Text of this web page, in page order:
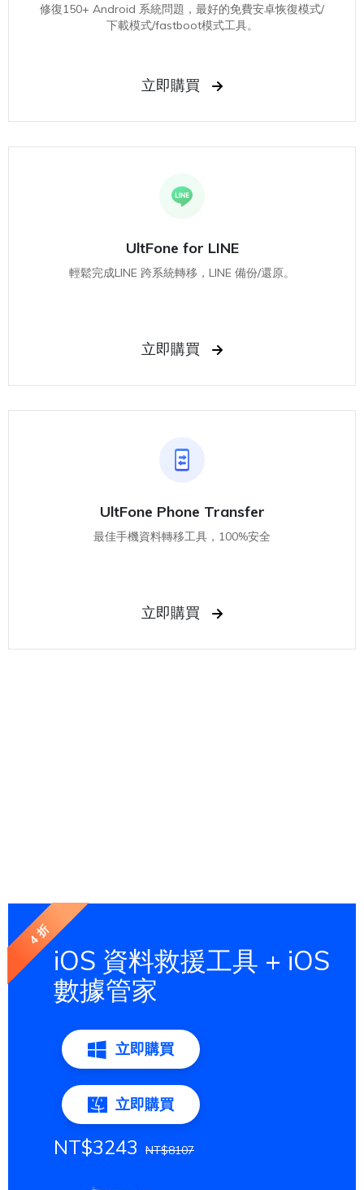
修復150+ Android 系統問題，最好的免費安卓恢復模式/
下載模式/fastboot模式工具。
立即購買
UltFone for LINE
輕鬆完成LINE 跨系統轉移，LINE 備份/還原。
立即購買
UltFone Phone Transfer
最佳手機資料轉移工具，100%安全
立即購買
4 折
iOS 資料救援工具 + iOS
數據管家
立即購買
立即購買
NT$3243 NT$8107